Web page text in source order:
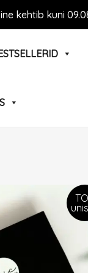
kehtib kuni